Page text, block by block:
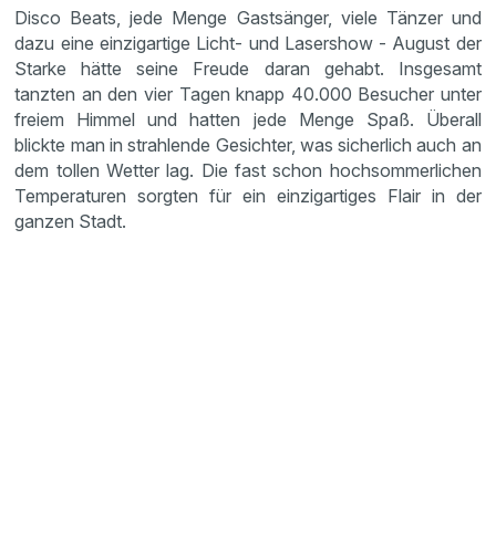
Disco Beats, jede Menge Gastsänger, viele Tänzer und
dazu eine einzigartige Licht- und Lasershow - August der
Starke hätte seine Freude daran gehabt. Insgesamt
tanzten an den vier Tagen knapp 40.000 Besucher unter
freiem Himmel und hatten jede Menge Spaß. Überall
blickte man in strahlende Gesichter, was sicherlich auch an
dem tollen Wetter lag. Die fast schon hochsommerlichen
Temperaturen sorgten für ein einzigartiges Flair in der
ganzen Stadt.